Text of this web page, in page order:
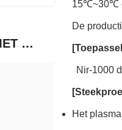
NEEM CONTACT MET ONS OP
15℃~30℃
De
Nir-1000
Het